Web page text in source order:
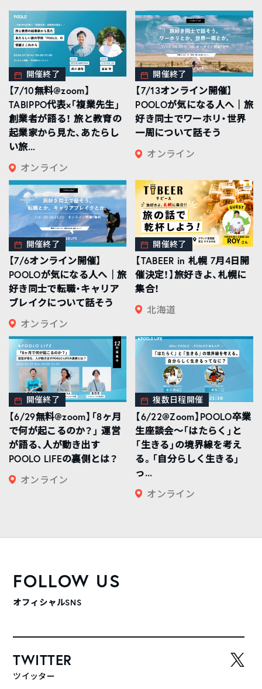
開催終了
【7/10無料@zoom】
TABIPPO代表×「複業先生」
創業者が語る！ 旅と教育の
起業家から見た、あたらし
い旅...
オンライン
開催終了
【7/13オンライン開催】
POOLOが気になる人へ｜旅
好き同士でワーホリ・世界
一周について話そう
オンライン
開催終了
【7/6オンライン開催】
POOLOが気になる人へ｜旅
好き同士で転職・キャリア
ブレイクについて話そう
オンライン
開催終了
【TABEER in 札幌 7月4日開
催決定！】旅好きよ、札幌に
集合！
北海道
開催終了
【6/29無料@zoom】「8ヶ月
で何が起こるのか？」 運営
が語る、人が動き出す
POOLO LIFEの裏側とは？
オンライン
複数日程開催
【6/22@Zoom】POOLO卒業
生座談会〜「はたらく」と
「生きる」の境界線を考え
る。「自分らしく生きる」
っ...
オンライン
FOLLOW US
オフィシャルSNS
TWITTER
ツイッター